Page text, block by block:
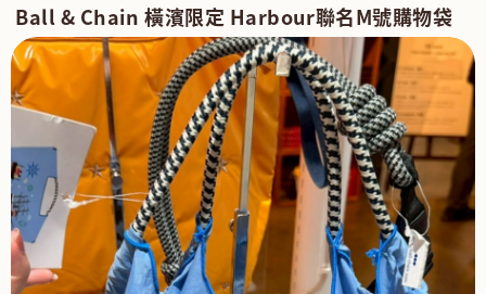
Ball & Chain 橫濱限定 Harbour聯名M號購物袋